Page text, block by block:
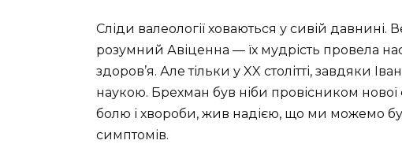
Сліди валеології ховаються у сивій давнині.
розумний Авіценна — їх мудрість провела
здоров’я. Але тільки у XX столітті, завдяки
наукою. Брехман був ніби провісником
болю і хвороби, жив надією, що ми можемо
симптомів.